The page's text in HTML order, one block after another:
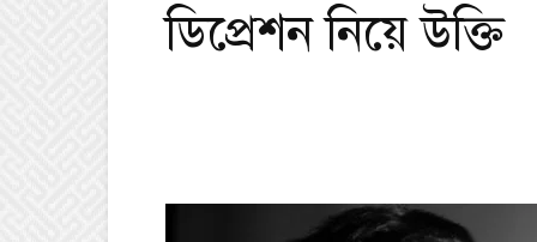
ডিপ্রেশন নিয়ে উক্তি